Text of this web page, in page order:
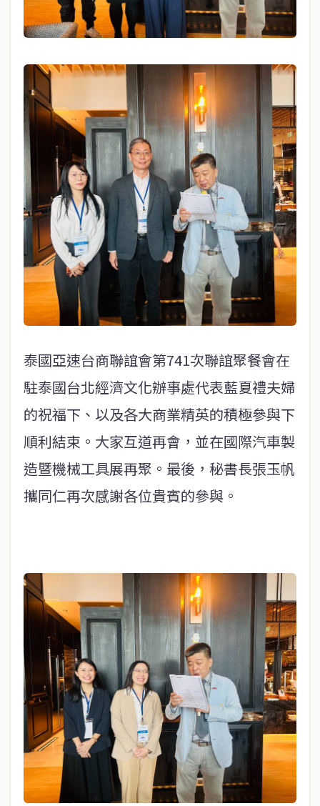
泰國亞速台商聯誼會第741次聯誼聚餐會在
駐泰國台北經濟文化辦事處代表藍夏禮夫婦
的祝福下、以及各大商業精英的積極參與下
順利結束。大家互道再會，並在國際汽車製
造暨機械工具展再聚。最後，秘書長張玉帆
攜同仁再次感謝各位貴賓的參與。